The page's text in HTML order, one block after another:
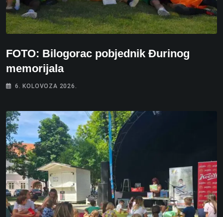
FOTO: Bilogorac pobjednik Đurinog
memorijala
6. KOLOVOZA 2026.